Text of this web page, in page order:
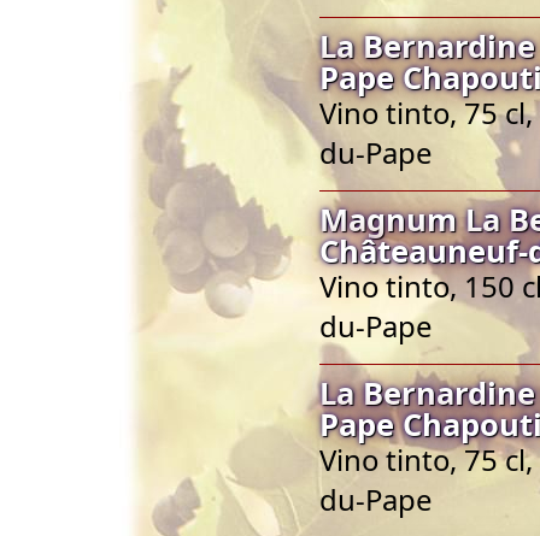
La
Pape
Vino tinto, 75
du-Pape
Magnum La
Châteauneuf-
Vino tinto, 150
du-Pape
La
Pape
Vino tinto, 75
du-Pape